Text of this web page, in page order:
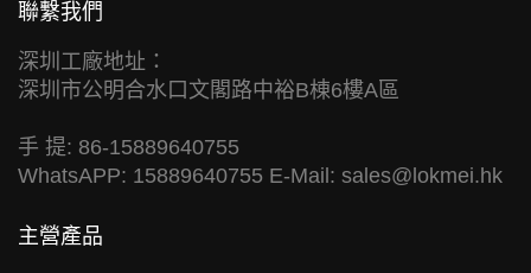
聯繫我們
深圳工廠地址：
深圳市公明合水口文閣路中裕B棟6樓A區
手 提: 86-15889640755
WhatsAPP: 15889640755 E-Mail: sales@lokmei.hk
主營產品